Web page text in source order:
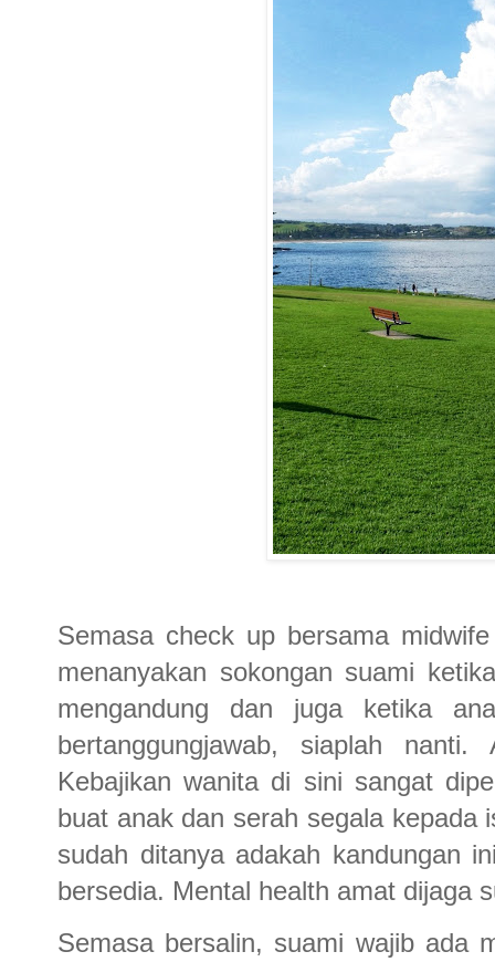
Semasa check up bersama
menanyakan sokongan suami
mengandung dan juga ketika
bertanggungjawab, siaplah
Kebajikan wanita di sini sangat
buat anak dan serah segala kepada
sudah ditanya adakah kandungan
bersedia. Mental health amat dijaga
Semasa bersalin, suami wajib ada